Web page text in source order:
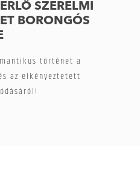
SZERELMI
BORONGÓS
történet a
az elkényeztetett